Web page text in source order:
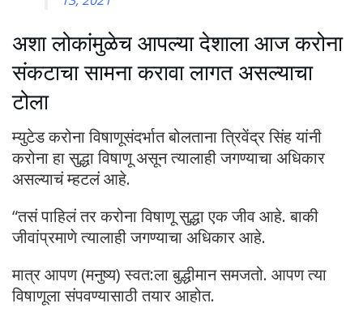
अशा लोकांमुळेच आपल्या देशाला आज करोना
संकटाचा सामना करावा लागत असल्याचा
टोला
म्युटेड करोना विषाणूसंदर्भात बोलताना त्रिवेंद्र सिंह यांनी
करोना हा सुद्धा विषाणू असून त्यालाही जगण्याचा अधिकार
असल्याचं म्हटलं आहे.
“तसं पाहिलं तर करोना विषाणू सुद्धा एक जीव आहे. बाकी
जीवांप्रमाणे त्यालाही जगण्याचा अधिकार आहे.
मात्र आपण (मनुष्य) स्वत:ला बुद्धीमान समजतो. आपण त्या
विषाणूला संपवण्यासाठी तयार आहोत.